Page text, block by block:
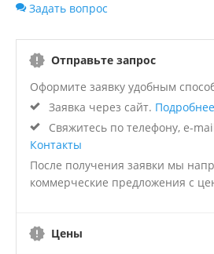
Задать вопрос
Отправьте запрос
Оформите заявку удобным
Заявка через сайт. Подробнее
Свяжитесь по телефону, e-
Контакты
После получения заявки мы
коммерческие предложения с
Цены